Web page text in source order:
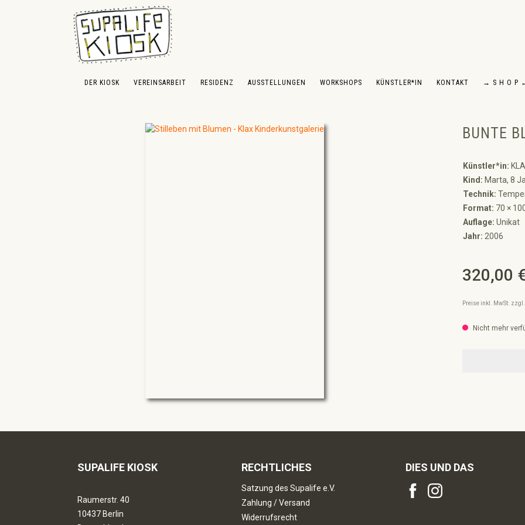
Hauptinhalt springen
Zur Suche springen
Zur Hauptnavigation springen
DER KIOSK VEREINSARBEIT RESIDENZ AUSSTELLUNGEN WORKSHOPS KÜNSTLER*IN KONTAKT → S H O P
BUNTE
Künstler*in:
Kind: Marta, 8
Technik:
Format: 70 ×
Auflage: Unikat
Jahr: 2006
Regulärer Preis:
320,00
Preise inkl. MwSt.
Nicht mehr
SUPALIFE KIOSK
Raumerstr. 40
10437 Berlin
RECHTLICHES
Satzung des Supalife e.V.
Zahlung / Versand
Widerrufsrecht
DIES UND DAS